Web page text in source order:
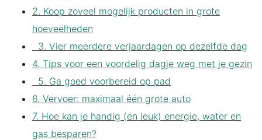
2. Koop zoveel mogelijk producten in grote
hoeveelheden
3. Vier meerdere verjaardagen op dezelfde dag
4. Tips voor een voordelig dagje weg met je gezin
5. Ga goed voorbereid op pad
6. Vervoer: maximaal één grote auto
7. Hoe kan je handig (en leuk) energie, water en
gas besparen?